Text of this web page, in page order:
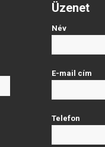
Üzenet
Név
E-mail cím
Telefon